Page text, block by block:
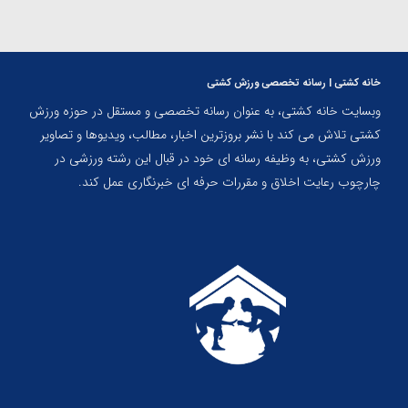
خانه کشتی | رسانه تخصصی ورزش کشتی
وبسایت خانه کشتی، به عنوان رسانه تخصصی و مستقل در حوزه ورزش
کشتی تلاش می کند با نشر بروزترین اخبار، مطالب، ویدیوها و تصاویر
ورزش کشتی، به وظیفه رسانه ای خود در قبال این رشته ورزشی در
چارچوب رعایت اخلاق و مقررات حرفه ای خبرنگاری عمل کند.